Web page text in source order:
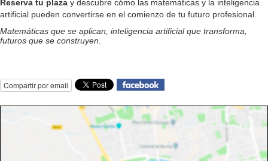
Reserva tu plaza y descubre cómo las matemáticas y la inteligencia
artificial pueden convertirse en el comienzo de tu futuro profesional.
Matemáticas que se aplican, inteligencia artificial que transforma,
futuros que se construyen.
Compartir por email